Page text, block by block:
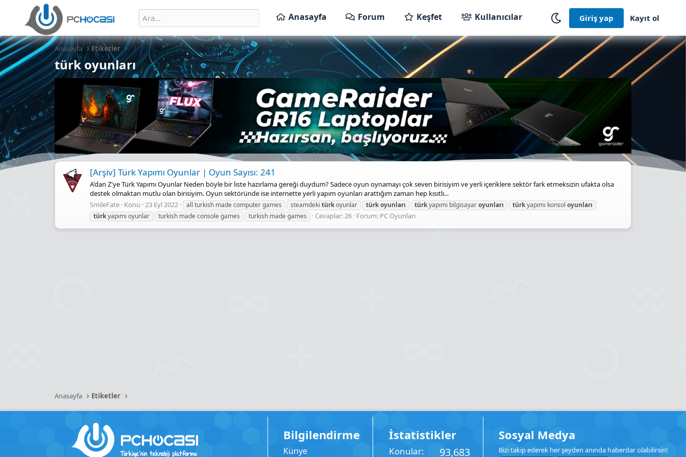
Anasayfa Forum Keşfet Kullanıcılar Giriş yap Kayıt ol
Anasayfa Etiketler
türk oyunları
[Arşiv] Türk Yapımı Oyunlar | Oyun Sayısı: 241
A'dan Z'ye Türk Yapımı Oyunlar Neden böyle bir liste hazırlama gereği duydum? Sadece oyun oynamayı çok seven birisiyim ve yerli içeriklere sektör fark etmeksizin ufakta olsa
destek olmaktan mutlu olan birisiyim. Oyun sektöründe ise internette yerli yapım oyunları arattığım zaman hep kısıtlı...
SmileFate Konu 23 Eyl 2022 all turkish made computer games steamdeki türkoyunlar türkoyunları türkyapımı bilgisayaroyunları türkyapımı konsol oyunları
türkyapımı oyunlar turkish made console games turkish made games Cevaplar: 26 Forum: PC Oyunları
Anasayfa Etiketler
Bilgilendirme
Künye
İstatistikler
Konular 93,683
Sosyal Medya
Bizi takip ederek her şeyden anında haberdar olabilirsin!